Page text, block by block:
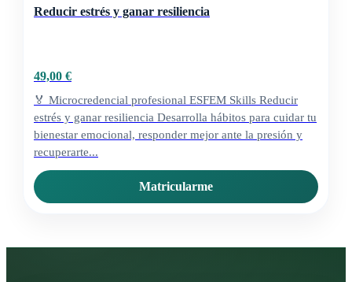
Reducir estrés y ganar resiliencia
49,00 €
🏅 Microcredencial profesional ESFEM Skills Reducir
estrés y ganar resiliencia Desarrolla hábitos para cuidar tu
bienestar emocional, responder mejor ante la presión y
recuperarte...
Matricularme